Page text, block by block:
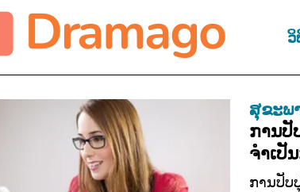
ວິ
ສຸຂະພ
ການປັ
ຈຳເປັ
ການປັບ